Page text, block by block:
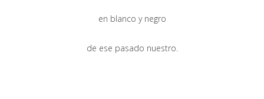
en blanco y negro
de ese pasado nuestro.